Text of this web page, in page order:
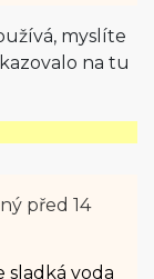
myslíte
na tu
před 14
sladká voda